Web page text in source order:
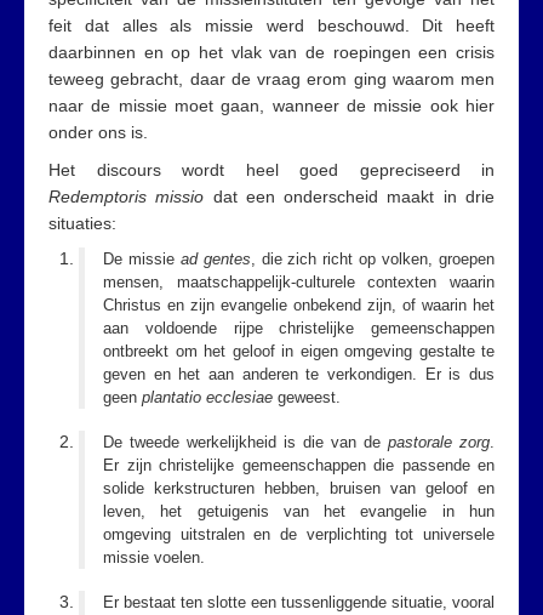
feit dat alles als missie werd beschouwd. Dit heeft
daarbinnen en op het vlak van de roepingen een crisis
teweeg gebracht, daar de vraag erom ging waarom men
naar de missie moet gaan, wanneer de missie ook hier
onder ons is.
Het discours wordt heel goed gepreciseerd in
Redemptoris missio dat een onderscheid maakt in drie
situaties:
De missie ad gentes, die zich richt op volken, groepen
mensen, maatschappelijk-culturele contexten waarin
Christus en zijn evangelie onbekend zijn, of waarin het
aan voldoende rijpe christelijke gemeenschappen
ontbreekt om het geloof in eigen omgeving gestalte te
geven en het aan anderen te verkondigen. Er is dus
geen plantatio ecclesiae geweest.
De tweede werkelijkheid is die van de pastorale zorg.
Er zijn christelijke gemeenschappen die passende en
solide kerkstructuren hebben, bruisen van geloof en
leven, het getuigenis van het evangelie in hun
omgeving uitstralen en de verplichting tot universele
missie voelen.
Er bestaat ten slotte een tussenliggende situatie, vooral